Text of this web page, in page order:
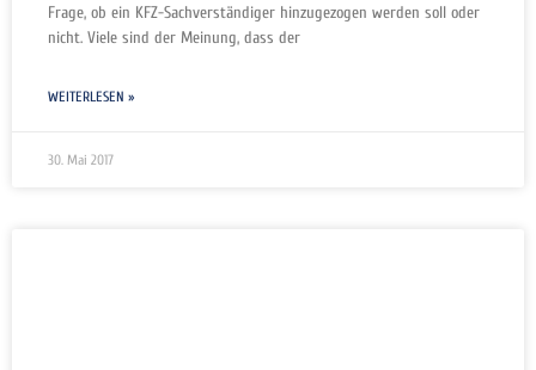
Frage, ob ein KFZ-Sachverständiger hinzugezogen werden soll oder
nicht. Viele sind der Meinung, dass der
WEITERLESEN »
30. Mai 2017